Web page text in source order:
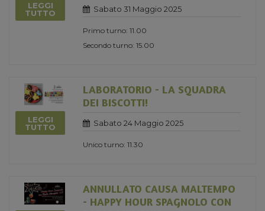
LEGGI
TUTTO
Sabato 31 Maggio 2025
Primo turno: 11.00
Secondo turno: 15.00
LEGGI
TUTTO
LABORATORIO - LA SQUADRA
DEI BISCOTTI!
Sabato 24 Maggio 2025
Unico turno: 11.30
ANNULLATO CAUSA MALTEMPO
- HAPPY HOUR SPAGNOLO CON